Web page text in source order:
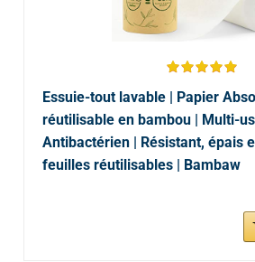
Essuie-tout lavable | Papier
réutilisable en bambou | Multi-
Antibactérien | Résistant, épais
feuilles réutilisables | Bambaw